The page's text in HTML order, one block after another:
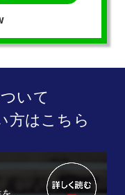
いて
方はこちら